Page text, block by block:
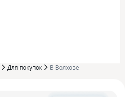
Для покупок В Волхове